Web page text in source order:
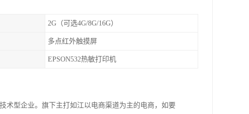
2G（可选4G/8G/16G）
多点红外触摸屏
EPSON532热敏打印机
术型企业。旗下主打如江以电商渠道为主的电商，如要